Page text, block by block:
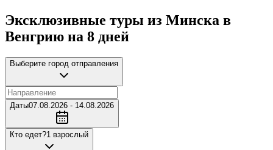
Эксклюзивные туры из Минска в
Венгрию на 8 дней
Выберите город отправления
Даты07.08.2026 - 14.08.2026
Кто едет?1 взрослый